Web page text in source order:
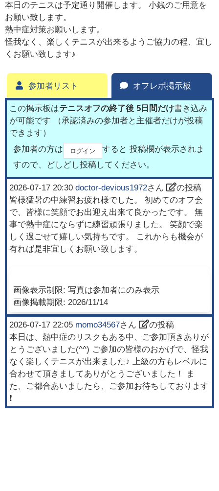
本日のテニスは予定通り開催します。 小銭のご用意を
お願い致します。
熱中症対策お願いします。
怪我なく、楽しくテニスが出来るようご協力の程、宜し
くお願い致します♪
参加者リスト オフレポ掲示板
この掲示板はテニスオフの終了後 5日間だけ書き込み
が可能です （承認済みの参加者と主催者だけが投稿
できます）
参加者の方は
ログイン
すると 投稿欄が表示されま
すので、どしどし投稿してください。
2026-07-17 20:30 doctor-devious1972さん
の投稿
皆様猛暑の中練習お疲れ様でした。 初めてのオフ会
で、皆様に笑顔でお出迎え出来て良かったです。 無
事で熱中症にならずに練習頑張りました。 笑顔で楽
しく過ごせて嬉しい気持ちです。 これからも機会が
有れば是非宜しくお願い致します。
画像表示制限:写真は参加者にのみ表示
画像掲載期限: 2026/11/14
2026-07-17 22:05 momo34567さん
の投稿
本日は、熱中症のリスクもある中、ご参加頂きありが
とうございました(^^) ご参加の皆様のおかげで、怪我
なく楽しくテニスが出来ました♪ 上級の方もレベルに
合わせて頂きましてありがとうございました！ ま
た、ご都合あいましたら、ご参加お待ちしております
❗️